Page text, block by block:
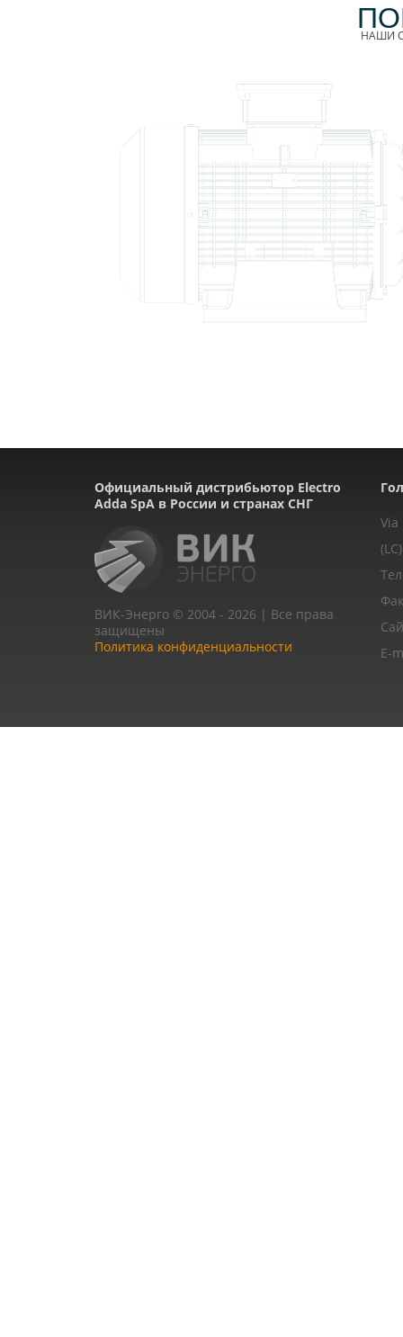
НАШИ
Официальный дистрибьютор Electro
Adda SpA в России и странах СНГ
ВИК-Энерго © 2004 - 2026 | Все права
защищены
Политика конфиденциальности
Via
E-